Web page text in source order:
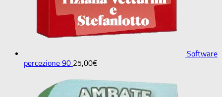
Software
percezione 90 25,00€